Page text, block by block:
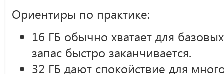
Ориентиры по практике:
16 ГБ обычно хватает для
запас быстро заканчивается.
32 ГБ дают спокойствие для